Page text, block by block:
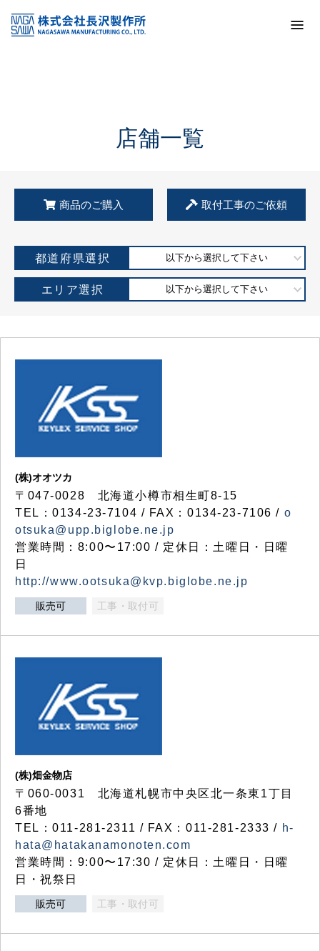
KSS加盟店・取扱店情報
店舗一覧
店舗一覧
商品のご購入 取付工事のご依頼
都道府県選択 以下から選択して下さい
エリア選択 以下から選択して下さい
(株)オオツカ
〒047-0028 北海道小樽市相生町8-15
TEL：0134-23-7104 / FAX：0134-23-7106 / o
otsuka@upp.biglobe.ne.jp
営業時間：8:00〜17:00 / 定休日：土曜日・日曜
日
http://www.ootsuka@kvp.biglobe.ne.jp
販売可 工事・取付可
(株)畑金物店
〒060-0031 北海道札幌市中央区北一条東1丁目
6番地
TEL：011-281-2311 / FAX：011-281-2333 / h-
hata@hatakanamonoten.com
営業時間：9:00〜17:30 / 定休日：土曜日・日曜
日・祝祭日
販売可 工事・取付可